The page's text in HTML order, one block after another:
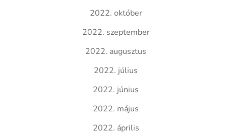
2022. október
2022. szeptember
2022. augusztus
2022. július
2022. június
2022. május
2022. április